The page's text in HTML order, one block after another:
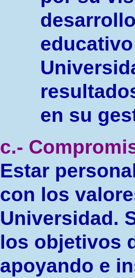
en su
c.-
Estar
con los
Universidad.
los objetivos
apoyando e